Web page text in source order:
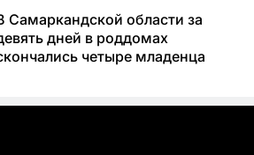
Самаркандской области за
дней в роддомах
четыре младенца